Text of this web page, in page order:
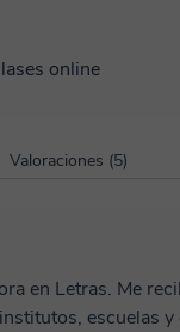
online
Valoraciones (5)
escuelas y